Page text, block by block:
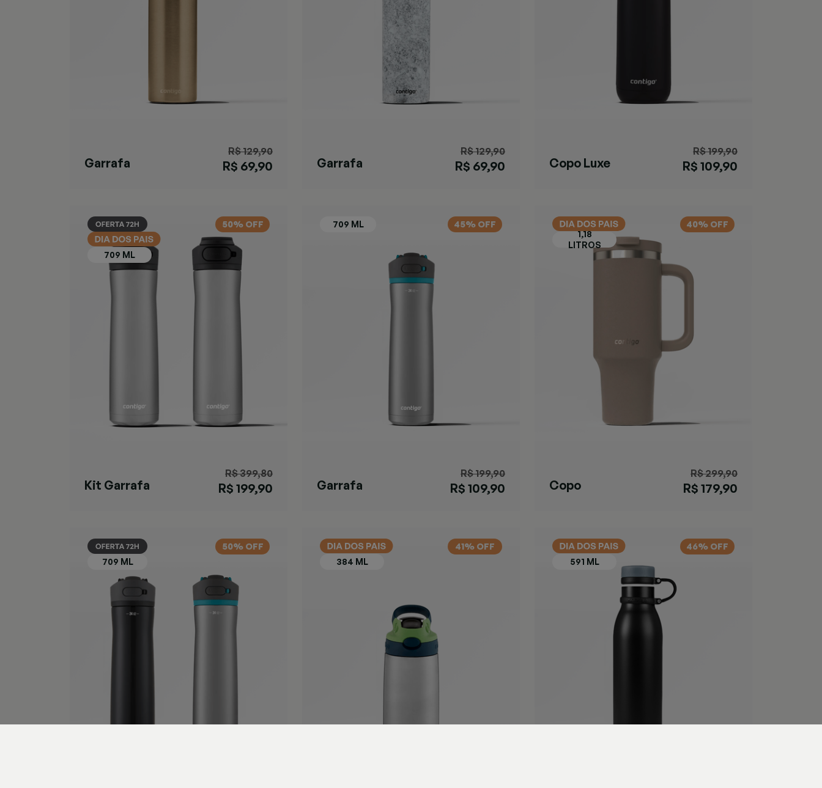
Garrafa
R$ 129,90
R$ 69,90
Garrafa
R$ 129,90
R$ 69,90
Copo Luxe
R$ 199,90
R$ 109,90
50% OFF
Kit Garrafa
R$ 399,80
R$ 199,90
45% OFF
Garrafa
R$ 199,90
R$ 109,90
40% OFF
Copo
R$ 299,90
R$ 179,90
50% OFF 41% OFF 46% OFF